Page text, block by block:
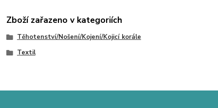
Zboží zařazeno v kategoriích
Těhotenství/Nošení/Kojení/Kojicí korále
Textil